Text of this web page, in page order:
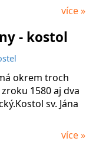
více »
- kostol
okrem troch
1580 aj dva
sv. Jána
více »